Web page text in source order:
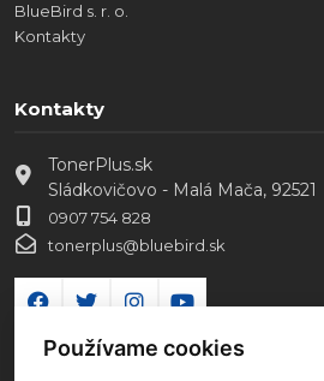
BlueBird s. r. o.
Kontakty
Kontakty
TonerPlus.sk
Sládkovičovo - Malá Mača, 92521
0907 754 828
tonerplus@bluebird.sk
Používame cookies